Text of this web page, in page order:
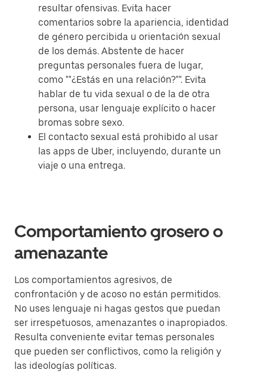
resultar ofensivas. Evita hacer
comentarios sobre la apariencia, identidad
de género percibida u orientación sexual
de los demás. Abstente de hacer
preguntas personales fuera de lugar,
como ""¿Estás en una relación?"". Evita
hablar de tu vida sexual o de la de otra
persona, usar lenguaje explícito o hacer
bromas sobre sexo.
El contacto sexual está prohibido al usar
las apps de Uber, incluyendo, durante un
viaje o una entrega.
Comportamiento grosero o
amenazante
Los comportamientos agresivos, de
confrontación y de acoso no están permitidos.
No uses lenguaje ni hagas gestos que puedan
ser irrespetuosos, amenazantes o inapropiados.
Resulta conveniente evitar temas personales
que pueden ser conflictivos, como la religión y
las ideologías políticas.